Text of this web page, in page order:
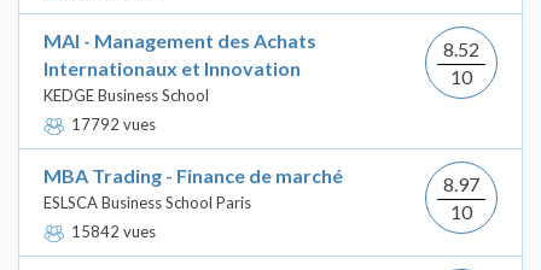
MAI - Management des Achats
Internationaux et Innovation
KEDGE Business School
17792 vues
8.52
10
MBA Trading - Finance de marché
ESLSCA Business School Paris
15842 vues
8.97
10